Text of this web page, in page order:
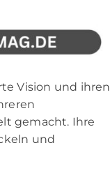
Vision und ihren
gemacht. Ihre
und